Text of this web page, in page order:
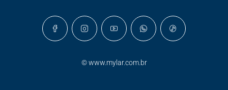
©www.mylar.com.br